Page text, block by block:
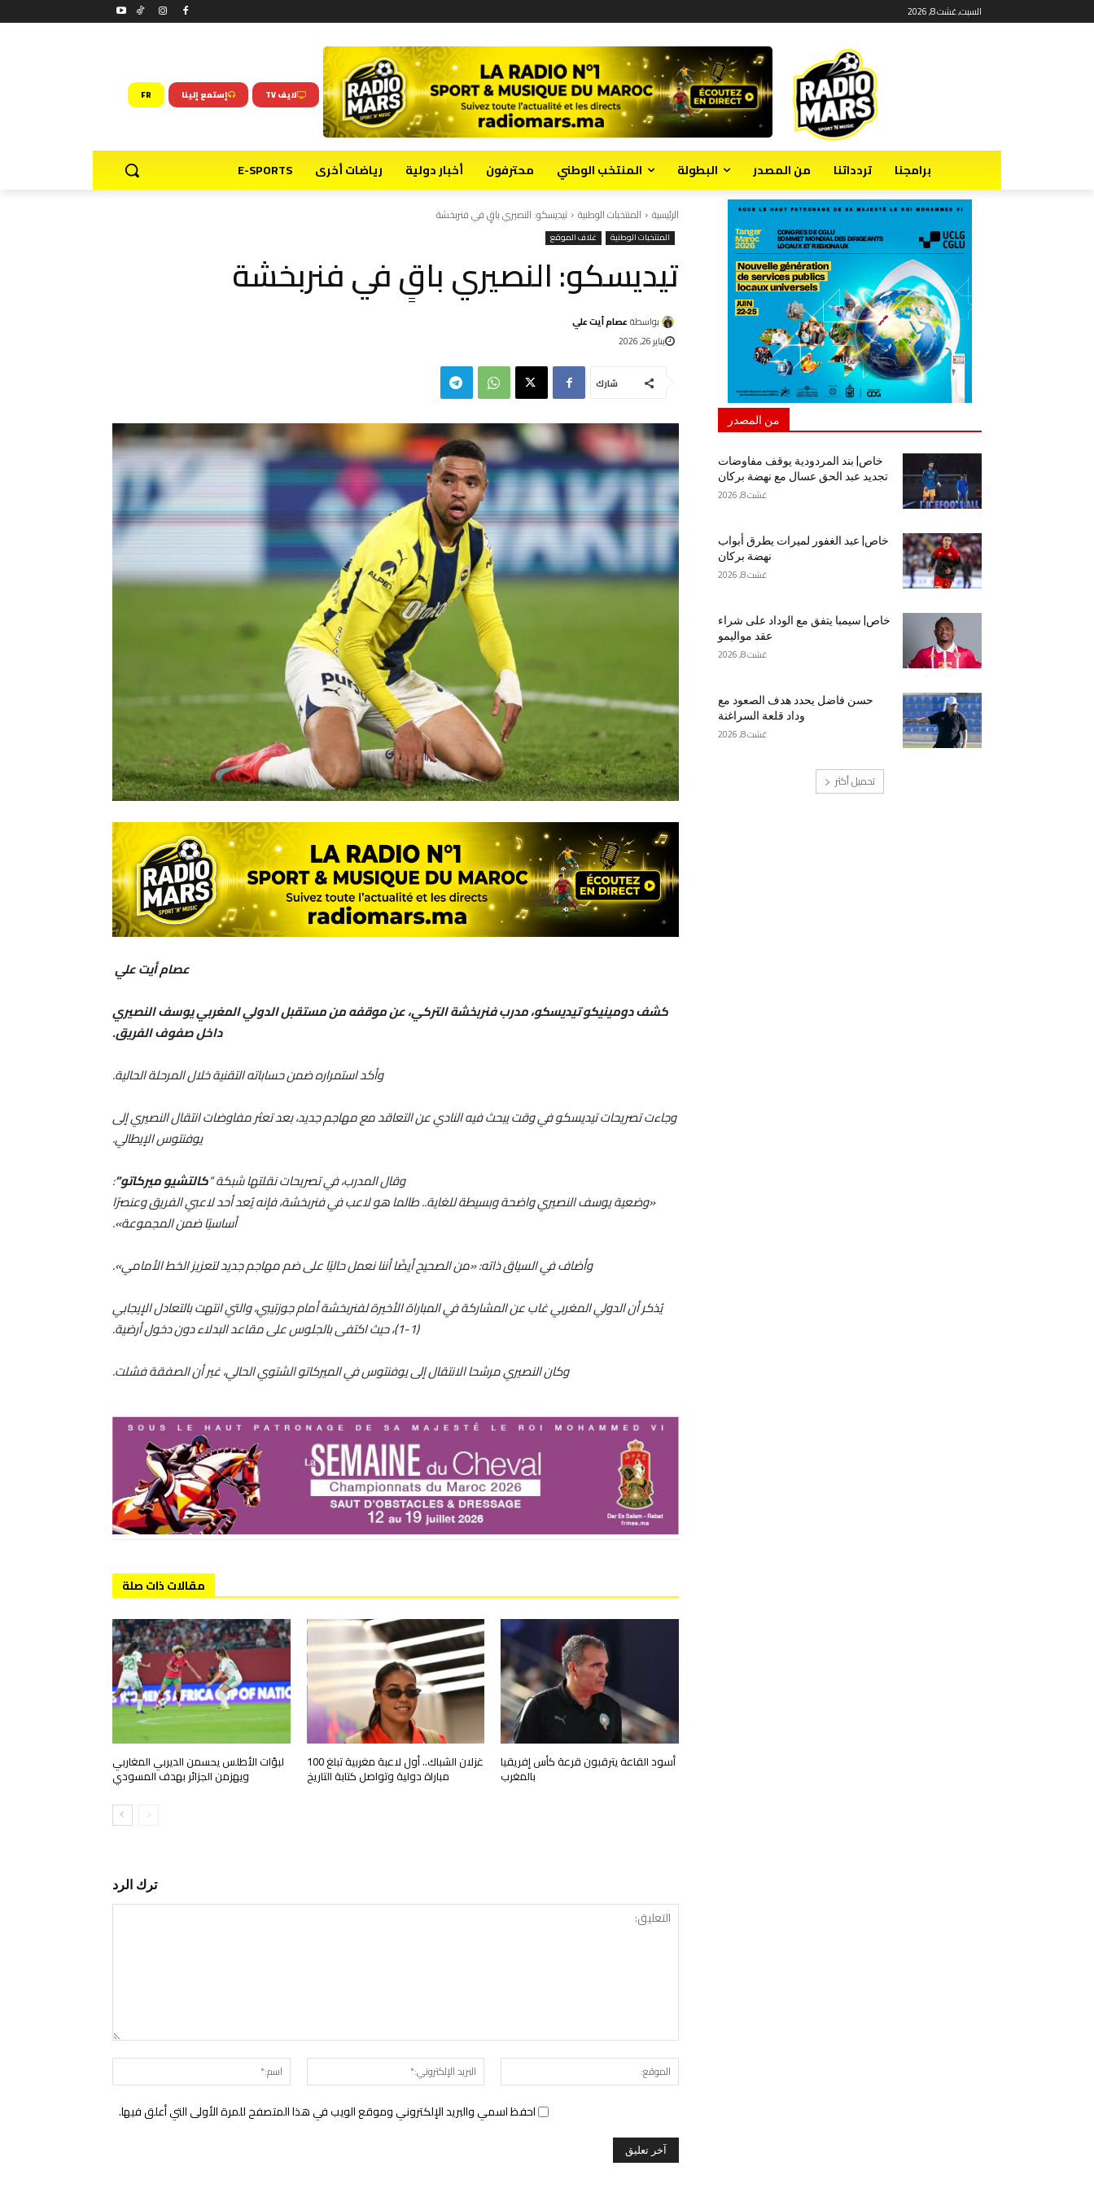
السبت, غشت 8, 2026
لايف TV إستمع إلينا FR
برامجنا تردداتنا من المصدر البطولة المنتخب الوطني محترفون أخبار دولية رياضات أخرى E-SPORTS
الرئيسية المنتخبات الوطنية تيديسكو: النصيري باقٍ في فنربخشة
المنتخبات الوطنية غلاف الموقع
تيديسكو: النصيري باقٍ في فنربخشة
بواسطة عصام أيت علي
يناير 26, 2026
شارك
عصام أيت علي
كشف دومينيكو تيديسكو، مدرب فنربخشة التركي، عن موقفه من مستقبل الدولي المغربي يوسف النصيري
داخل صفوف الفريق.
وأكد استمراره ضمن حساباته التقنية خلال المرحلة الحالية.
وجاءت تصريحات تيديسكو في وقت يبحث فيه النادي عن التعاقد مع مهاجم جديد، بعد تعثر مفاوضات انتقال النصيري إلى
يوفنتوس الإيطالي.
وقال المدرب، في تصريحات نقلتها شبكة “كالتشيو ميركاتو”:
«وضعية يوسف النصيري واضحة وبسيطة للغاية.. طالما هو لاعب في فنربخشة، فإنه يُعد أحد لاعبي الفريق وعنصرًا
أساسيًا ضمن المجموعة».
وأضاف في السياق ذاته: «من الصحيح أيضًا أننا نعمل حاليًا على ضم مهاجم جديد لتعزيز الخط الأمامي».
يُذكر أن الدولي المغربي غاب عن المشاركة في المباراة الأخيرة لفنربخشة أمام جوزتيبي، والتي انتهت بالتعادل الإيجابي
(1-1)، حيث اكتفى بالجلوس على مقاعد البدلاء دون دخول أرضية.
وكان النصيري مرشحا الانتقال إلى يوفنتوس في الميركاتو الشتوي الحالي، غير أن الصفقة فشلت.
مقالات ذات صلة
أسود القاعة يترقبون قرعة كأس إفريقيا
بالمغرب
غزلان الشباك.. أول لاعبة مغربية تبلغ 100
مباراة دولية وتواصل كتابة التاريخ
لبؤات الأطلس يحسمن الديربي المغاربي
ويهزمن الجزائر بهدف المسودي
ترك الرد
التعليق:
اسم:*
البريد
الإلكتروني:*
الموقع:
احفظ اسمي والبريد الإلكتروني وموقع الويب في هذا المتصفح للمرة الأولى التي أعلق فيها.
من المصدر
خاص| بند المردودية يوقف مفاوضات
تجديد عبد الحق عسال مع نهضة بركان
غشت 8, 2026
خاص| عبد الغفور لميرات يطرق أبواب
نهضة بركان
غشت 8, 2026
خاص| سيمبا يتفق مع الوداد على شراء
عقد مواليمو
غشت 8, 2026
حسن فاضل يحدد هدف الصعود مع
وداد قلعة السراغنة
غشت 8, 2026
تحميل أكثر